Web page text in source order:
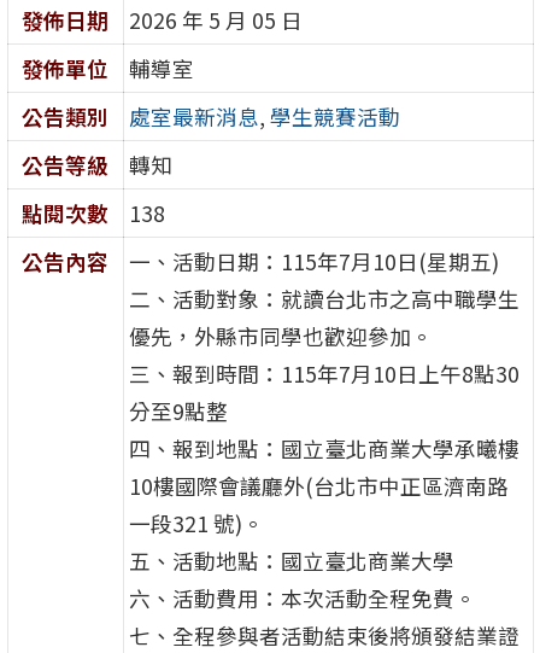
發佈日期
2026 年 5 月 05 日
發佈單位
輔導室
公告類別
處室最新消息, 學生競賽活動
公告等級
轉知
點閱次數
138
公告內容
一、活動日期：115年7月10日(星期五)
二、活動對象：就讀台北市之高中職學生
優先，外縣市同學也歡迎參加。
三、報到時間：115年7月10日上午8點30
分至9點整
四、報到地點：國立臺北商業大學承曦樓
10樓國際會議廳外(台北市中正區濟南路
一段321 號)。
五、活動地點：國立臺北商業大學
六、活動費用：本次活動全程免費。
七、全程參與者活動結束後將頒發結業證